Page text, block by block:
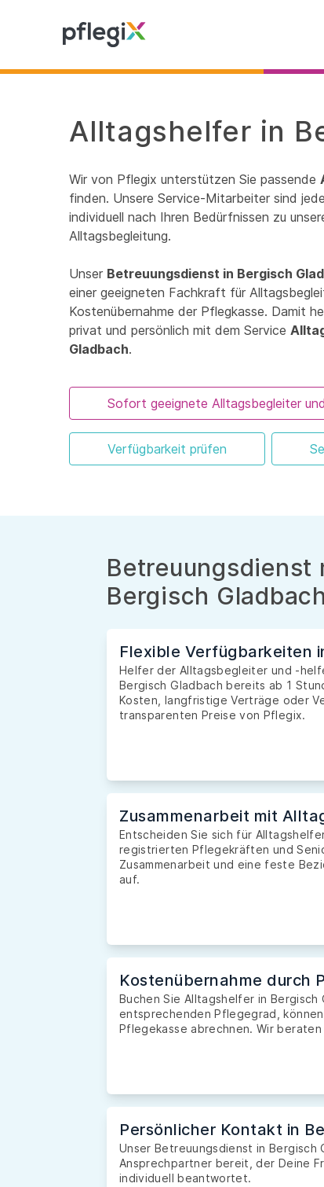
Alltagshelfer in
Wir von Pflegix unterstützen Sie passende
finden. Unsere Service-Mitarbeiter sind
individuell nach Ihren Bedürfnissen zu
Alltagsbegleitung.
Unser Betreuungsdienst in Bergisch
einer geeigneten Fachkraft für
Kostenübernahme der Pflegkasse. Damit
privat und persönlich mit dem Service
Gladbach.
Sofort geeignete Alltagsbegleiter
Verfügbarkeit prüfen
Bergisch Gladbach
Flexible Verfügbarkeiten
Helfer der Alltagsbegleiter und -
Bergisch Gladbach bereits ab 1
Kosten, langfristige Verträge oder
transparenten Preise von Pflegix.
Zusammenarbeit mit
Entscheiden Sie sich für
registrierten Pflegekräften und
Zusammenarbeit und eine feste
auf.
Kostenübernahme durch
Buchen Sie Alltagshelfer in Bergisch
entsprechenden Pflegegrad,
Pflegekasse abrechnen. Wir
Persönlicher Kontakt in
Unser Betreuungsdienst in
Ansprechpartner bereit, der Deine
individuell beantwortet.